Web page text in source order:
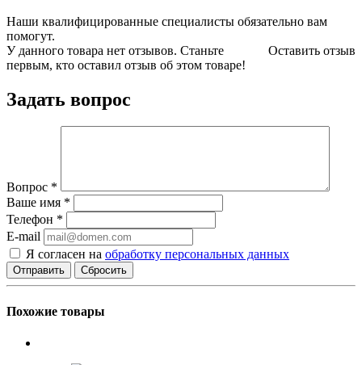
Наши квалифицированные специалисты обязательно вам
помогут.
Оставить отзыв
У данного товара нет отзывов. Станьте
первым, кто оставил отзыв об этом товаре!
Задать вопрос
Вопрос *
Ваше имя *
Телефон *
E-mail
Я согласен на обработку персональных данных
Сбросить
Похожие товары